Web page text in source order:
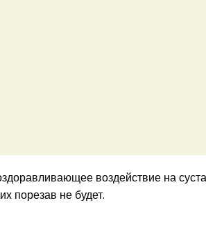
воздействие на
порезав не будет.